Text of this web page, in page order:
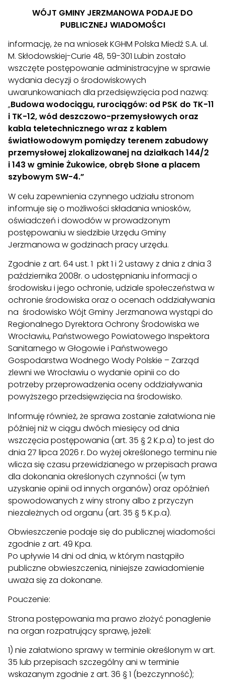
WÓJT GMINY JERZMANOWA PODAJE DO
PUBLICZNEJ WIADOMOŚCI
informację, że na wniosek KGHM Polska Miedź S.A. ul.
M. Skłodowskiej-Curie 48, 59-301 Lubin zostało
wszczęte postępowanie administracyjne w sprawie
wydania decyzji o środowiskowych
uwarunkowaniach dla przedsięwzięcia pod nazwą:
„Budowa wodociągu, rurociągów: od PSK do TK-11
i TK-12, wód deszczowo-przemysłowych oraz
kabla teletechnicznego wraz z kablem
światłowodowym pomiędzy terenem zabudowy
przemysłowej zlokalizowanej na działkach 144/2
i 143 w gminie Żukowice, obręb Słone a placem
szybowym SW-4.”
W celu zapewnienia czynnego udziału stronom
informuje się o możliwości składania wniosków,
oświadczeń i dowodów w prowadzonym
postępowaniu w siedzibie Urzędu Gminy
Jerzmanowa w godzinach pracy urzędu.
Zgodnie z art. 64 ust. 1 pkt 1 i 2 ustawy z dnia z dnia 3
października 2008r. o udostępnianiu informacji o
środowisku i jego ochronie, udziale społeczeństwa w
ochronie środowiska oraz o ocenach oddziaływania
na środowisko Wójt Gminy Jerzmanowa wystąpi do
Regionalnego Dyrektora Ochrony Środowiska we
Wrocławiu, Państwowego Powiatowego Inspektora
Sanitarnego w Głogowie i Państwowego
Gospodarstwa Wodnego Wody Polskie – Zarząd
zlewni we Wrocławiu o wydanie opinii co do
potrzeby przeprowadzenia oceny oddziaływania
powyższego przedsięwzięcia na środowisko.
Informuję również, że sprawa zostanie załatwiona nie
później niż w ciągu dwóch miesięcy od dnia
wszczęcia postępowania (art. 35 § 2 K.p.a) to jest do
dnia 27 lipca 2026 r. Do wyżej określonego terminu nie
wlicza się czasu przewidzianego w przepisach prawa
dla dokonania określonych czynności (w tym
uzyskanie opinii od innych organów) oraz opóźnień
spowodowanych z winy strony albo z przyczyn
niezależnych od organu (art. 35 § 5 K.p.a).
Obwieszczenie podaje się do publicznej wiadomości
zgodnie z art. 49 Kpa.
Po upływie 14 dni od dnia, w którym nastąpiło
publiczne obwieszczenia, niniejsze zawiadomienie
uważa się za dokonane.
Pouczenie:
Strona postępowania ma prawo złożyć ponaglenie
na organ rozpatrujący sprawę, jeżeli:
1) nie załatwiono sprawy w terminie określonym w art.
35 lub przepisach szczególny ani w terminie
wskazanym zgodnie z art. 36 § 1 (bezczynność);